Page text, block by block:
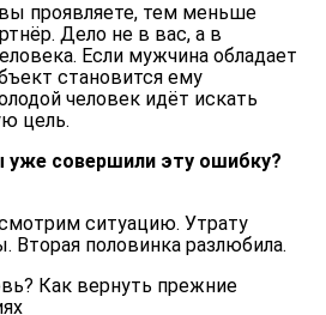
проявляете, тем меньше
Дело не в вас, а в
Если мужчина обладает
становится ему
человек идёт искать
цель.
уже совершили эту ошибку?
ситуацию. Утрату
Вторая половинка разлюбила.